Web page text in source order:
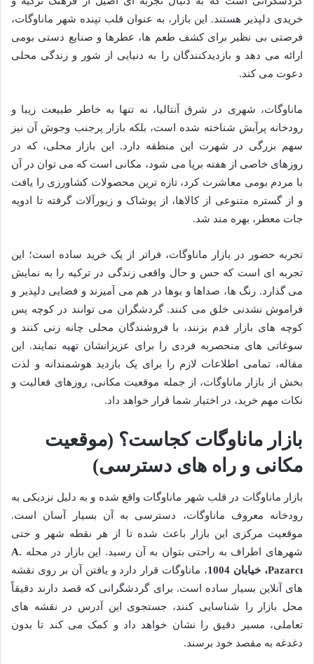
خریدی دلپذیر هستند. این بازار، به عنوان قلب تپنده شهر ماناوگات،
فرصتی بی نظیر برای کشف طعم ها، عطرها و صنایع دستی بومی
ارائه می دهد و بازدیدکنندگان را به دنیایی از شور و زندگی محلی
دعوت می کند.
ماناوگات، شهری در شرق آنتالیا، نه تنها به خاطر طبیعت زیبا و
رودخانه پرآبش شناخته شده است، بلکه بازار پرجنب وجوش آن نیز
سهم بزرگی در شهرت این منطقه دارد. این بازار محلی، که در
روزهای خاصی از هفته برپا می شود، مکانی است که می توان در آن
با مردم بومی معاشرت کرد، تازه ترین محصولات کشاورزی را یافت
و از گستره متنوعی از کالاها، از پوشاک و زیورآلات گرفته تا ادویه
جات معطر، بهره مند شد.
تجربه حضور در بازار ماناوگات، فراتر از یک خرید ساده است؛ این
تجربه ای است که حس و حال واقعی زندگی در ترکیه را به نمایش
می گذارد. رنگ ها، صداها و بوها در هم می آمیزند و فضایی دلپذیر و
فراموش نشدنی خلق می کنند. گردشگران می توانند در کوچه پس
کوچه های بازار قدم بزنند، با فروشندگان محلی چانه زنی کنند و
سوغاتی های منحصربه فردی را برای عزیزانشان تهیه نمایند. این
مقاله، تمامی اطلاعات لازم را برای یک بازدید هوشمندانه و لذت
بخش از بازار ماناوگات، از جمله موقعیت مکانی، روزهای فعالیت و
نکات مهم خرید، در اختیار شما قرار خواهد داد.
بازار ماناوگات کجاست؟ (موقعیت
مکانی و راه های دسترسی)
بازار ماناوگات در قلب شهر ماناوگات واقع شده و به دلیل نزدیکی به
رودخانه معروف ماناوگات، دسترسی به آن بسیار آسان است.
موقعیت مرکزی این بازار باعث شده تا از هر نقطه شهر و حتی
شهرهای اطراف به راحتی بتوان به آن رسید. این بازار در محله A.
Pazarcı، خیابان 1004
، ماناوگات قرار دارد و یافتن آن بر روی نقشه
های آنلاین بسیار ساده است. برای گردشگرانی که قصد دارند دقیقاً
محل بازار را شناسایی کنند، جستجوی این آدرس در نقشه های
تعاملی، مسیر دقیق را نشان خواهد داد و کمک می کند تا بدون
دغدغه به مقصد خود برسند.